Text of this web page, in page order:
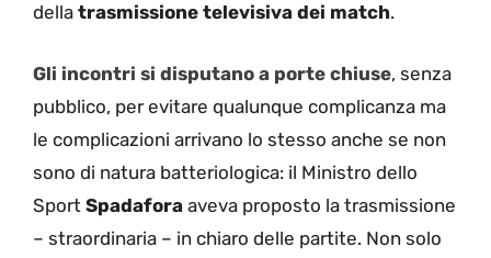
della trasmissione televisiva dei match.
Gli incontri si disputano a porte chiuse, senza
pubblico, per evitare qualunque complicanza ma
le complicazioni arrivano lo stesso anche se non
sono di natura batteriologica: il Ministro dello
Sport Spadafora aveva proposto la trasmissione
– straordinaria – in chiaro delle partite. Non solo